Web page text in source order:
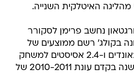
האיטלקית השנייה.
נחשב פרימן לסקורר
בקולג' רשם ממוצעים של
17.6 נקודות, 3.7 ריבאונדים ו-2.4 אסיסטים למשחק
ואף נבחר לשחקן השנה בקדם עונת 2010-2011 של